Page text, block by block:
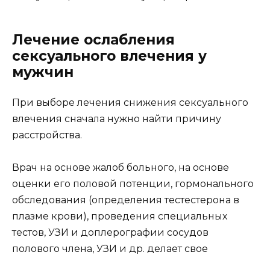
Лечение ослабления
сексуального влечения у
мужчин
При выборе лечения снижения сексуального
влечения сначала нужно найти причину
расстройства.
Врач на основе жалоб больного, на основе
оценки его половой потенции, гормонального
обследования (определения тестестерона в
плазме крови), проведения специальных
тестов, УЗИ и доплерографии сосудов
полового члена, УЗИ и др. делает свое